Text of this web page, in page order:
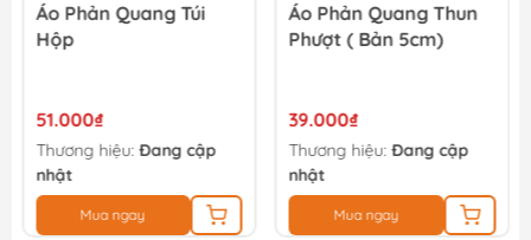
Áo Phản Quang Túi
Hộp
51.000₫
Thương hiệu: Đang cập
nhật
Mua ngay
Áo Phản Quang Thun
Phượt ( Bản 5cm)
39.000₫
Thương hiệu:Đang cập
nhật
Mua ngay